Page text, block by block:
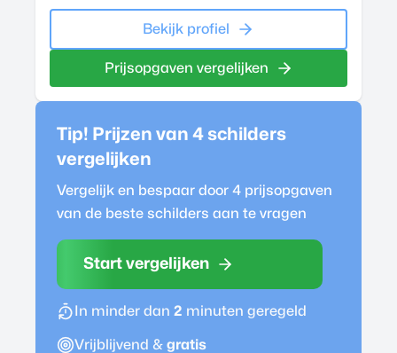
Bekijk profiel
Prijsopgaven vergelijken
Tip! Prijzen van 4 schilders
vergelijken
Vergelijk en bespaar door 4 prijsopgaven
van de beste schilders aan te vragen
Start vergelijken
In minder dan 2 minuten geregeld
Vrijblijvend & gratis